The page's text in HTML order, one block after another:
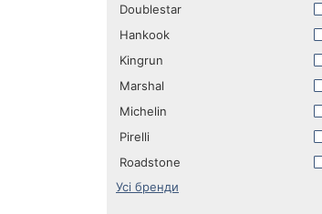
Doublestar
Hankook
Kingrun
Marshal
Michelin
Pirelli
Roadstone
Усі бренди